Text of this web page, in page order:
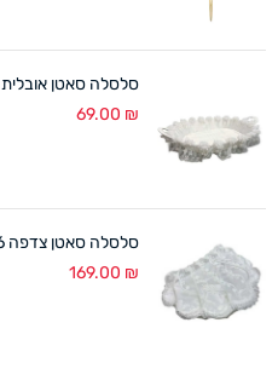
סלסלה סאטן אובלית 50/37+9 ס"מ לבן
69.00 ₪
סלסלה סאטן צדפה 55/36+16 ס"מ לבן
169.00 ₪